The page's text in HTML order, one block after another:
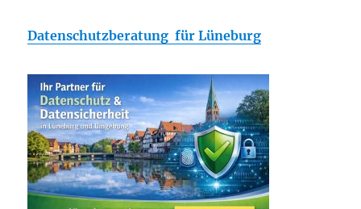
Datenschutzberatung für Lüneburg